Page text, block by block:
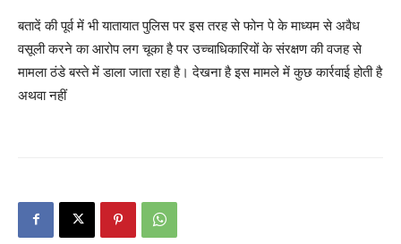
बतादें की पूर्व में भी यातायात पुलिस पर इस तरह से फोन पे के माध्यम से अवैध
वसूली करने का आरोप लग चूका है पर उच्चाधिकारियों के संरक्षण की वजह से
मामला ठंडे बस्ते में डाला जाता रहा है। देखना है इस मामले में कुछ कार्रवाई होती है
अथवा नहीं